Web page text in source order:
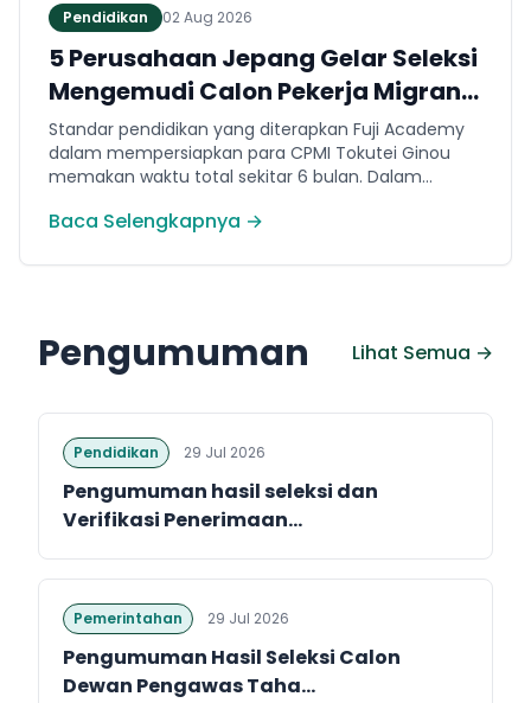
Pendidikan 02 Aug 2026
5 Perusahaan Jepang Gelar Seleksi
Mengemudi Calon Pekerja Migran
Jembrana
Standar pendidikan yang diterapkan Fuji Academy
dalam mempersiapkan para CPMI Tokutei Ginou
memakan waktu total sekitar 6 bulan. Dalam
menguasai sejumlah kompetensi. Seperti
(internal Fuji Academy). Sertifikasi resmi bahasa
Jepang.
Baca Selengkapnya →
Pengumuman Lihat Semua →
Pendidikan 29 Jul 2026
Pengumuman hasil seleksi dan
Verifikasi Penerimaan...
Pemerintahan 29 Jul 2026
Pengumuman Hasil Seleksi Calon
Dewan Pengawas Taha...